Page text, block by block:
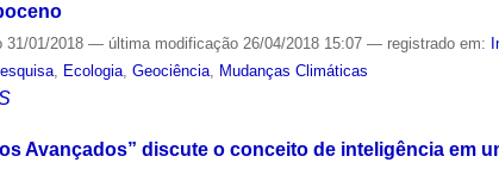
31/01/2018— última modificação 26/04/2018 15:07— registrado em:
, Ecologia,Geociência, Mudanças Climáticas
Avançados” discute o conceito de inteligência em